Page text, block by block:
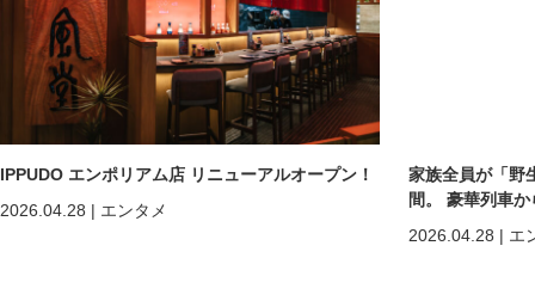
IPPUDO エンポリアム店 リニューアルオープン！
2026.04.28 | エンタメ
家族全員が「野
間。 豪華列車
2026.04.28 | エ